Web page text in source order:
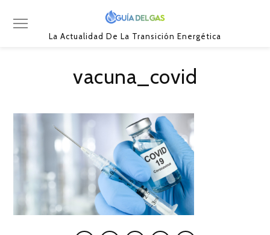
La Actualidad De La Transición Energética
vacuna_covid